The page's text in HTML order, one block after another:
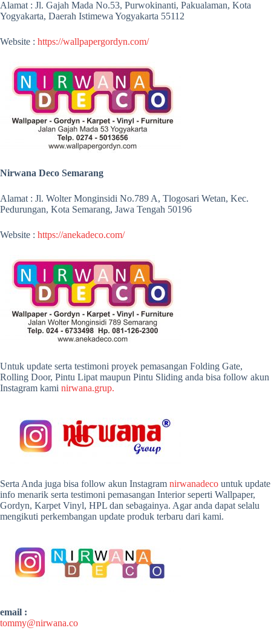
Alamat : Jl. Gajah Mada No.53, Purwokinanti, Pakualaman, Kota
Yogyakarta, Daerah Istimewa Yogyakarta 55112
Website : https://wallpapergordyn.com/
Nirwana Deco Semarang
Alamat : Jl. Wolter Monginsidi No.789 A, Tlogosari Wetan, Kec.
Pedurungan, Kota Semarang, Jawa Tengah 50196
Website : https://anekadeco.com/
Untuk update serta testimoni proyek pemasangan Folding Gate,
Rolling Door, Pintu Lipat maupun Pintu Sliding anda bisa follow akun
Instagram kami nirwana.grup.
Serta Anda juga bisa follow akun Instagram nirwanadeco untuk update
info menarik serta testimoni pemasangan Interior seperti Wallpaper,
Gordyn, Karpet Vinyl, HPL dan sebagainya. Agar anda dapat selalu
mengikuti perkembangan update produk terbaru dari kami.
email :
tommy@nirwana.co